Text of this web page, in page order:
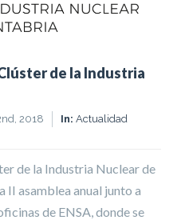
de la Industria
2018 In: Actualidad
de la Industria Nuclear de
asamblea anual junto a
de ENSA, donde se